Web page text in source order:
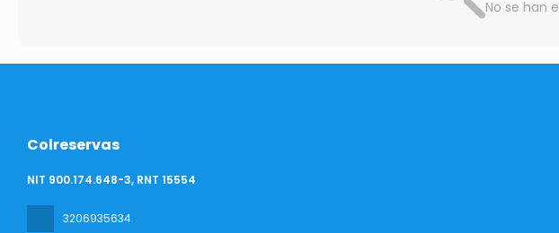
No se han
Colreservas
NIT 900.174.648-3, RNT 15554
3206935634